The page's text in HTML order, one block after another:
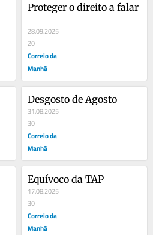
Proteger o direito a falar
28.09.2025
20
Correio da
Manhã
Desgosto de Agosto
31.08.2025
30
Correio da
Manhã
Equívoco da TAP
17.08.2025
30
Correio da
Manhã